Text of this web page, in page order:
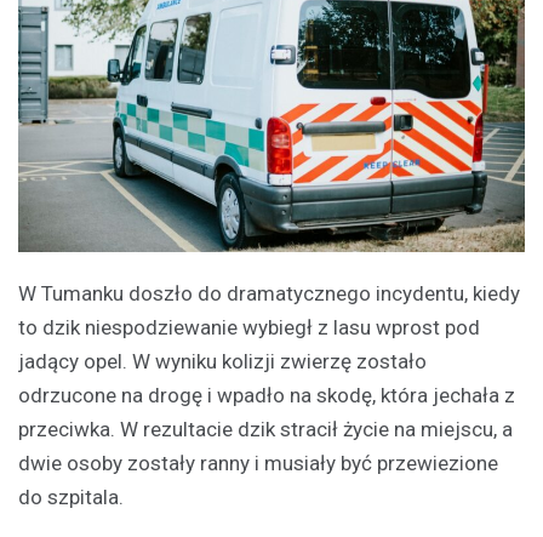
W Tumanku doszło do dramatycznego incydentu, kiedy
to dzik niespodziewanie wybiegł z lasu wprost pod
jadący opel. W wyniku kolizji zwierzę zostało
odrzucone na drogę i wpadło na skodę, która jechała z
przeciwka. W rezultacie dzik stracił życie na miejscu, a
dwie osoby zostały ranny i musiały być przewiezione
do szpitala.